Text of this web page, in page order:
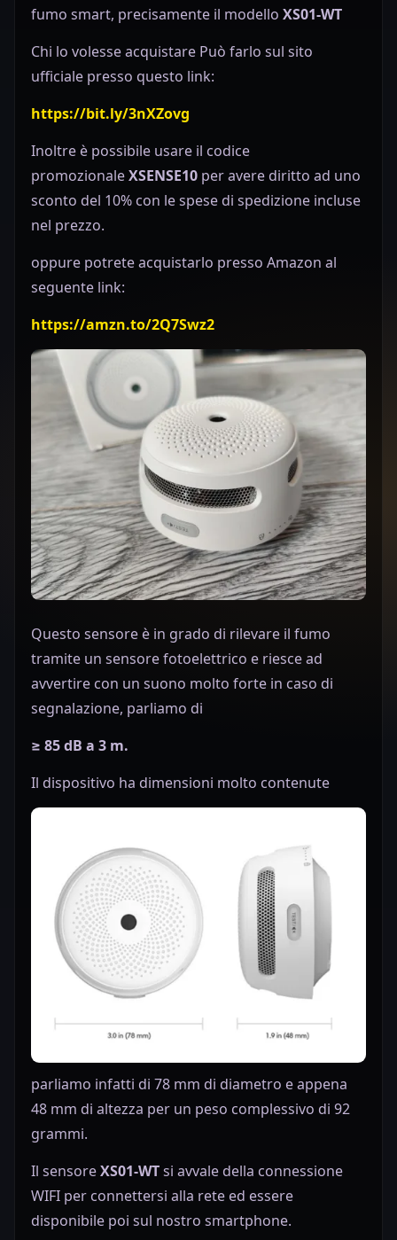
fumo smart, precisamente il modello XS01-WT
Chi lo volesse acquistare Può farlo sul sito
ufficiale presso questo link:
https://bit.ly/3nXZovg
Inoltre è possibile usare il codice
promozionaleXSENSE10 per avere diritto ad uno
sconto del 10% con le spese di spedizione incluse
nel prezzo.
oppure potrete acquistarlo presso Amazon al
seguente link:
https://amzn.to/2Q7Swz2
Questo sensore è in grado di rilevare il fumo
tramite un sensore fotoelettrico e riesce ad
avvertire con un suono molto forte in caso di
segnalazione, parliamo di
≥ 85 dB a 3 m.
Il dispositivo ha dimensioni molto contenute
parliamo infatti di 78 mm di diametro e appena
48 mm di altezza per un peso complessivo di 92
grammi.
Il sensoreXS01-WTsi avvale della connessione
WIFI per connettersi alla rete ed essere
disponibile poi sul nostro smartphone.